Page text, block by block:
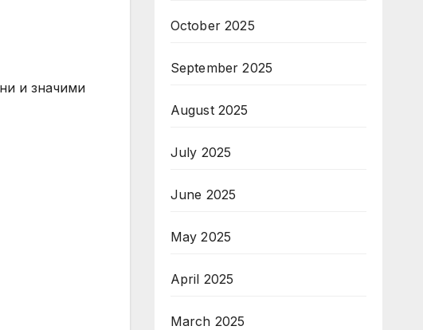
и значими
October 2025
September 2025
August 2025
July 2025
June 2025
May 2025
April 2025
March 2025